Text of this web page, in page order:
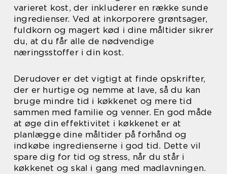
varieret kost, der inkluderer en række sunde
ingredienser. Ved at inkorporere grøntsager,
fuldkorn og magert kød i dine måltider sikrer
du, at du får alle de nødvendige
næringsstoffer i din kost.
Derudover er det vigtigt at finde opskrifter,
der er hurtige og nemme at lave, så du kan
bruge mindre tid i køkkenet og mere tid
sammen med familie og venner. En god måde
at øge din effektivitet i køkkenet er at
planlægge dine måltider på forhånd og
indkøbe ingredienserne i god tid. Dette vil
spare dig for tid og stress, når du står i
køkkenet og skal i gang med madlavningen.